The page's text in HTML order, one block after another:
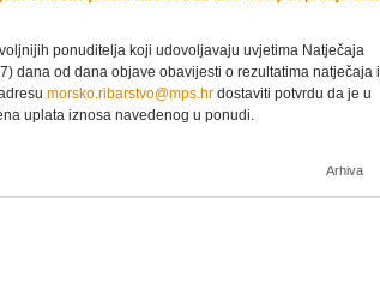
ponuditelja koji udovoljavaju uvjetima Natječaja
dana od dana objave obavijesti o rezultatima natječaja i
morsko.ribarstvo@mps.hr dostaviti potvrdu da je u
uplata iznosa navedenog u ponudi.
Arhiva